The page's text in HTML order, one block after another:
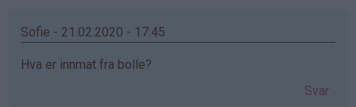
Sofie - 21.02.2020 - 17:45
Hva er innmat fra bolle?
Svar